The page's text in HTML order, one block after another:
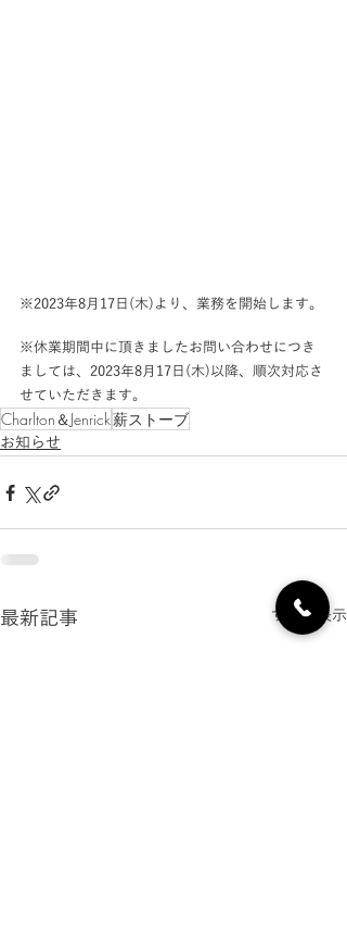
※2023年8月17日(木)より、業務を開始します。
※休業期間中に頂きましたお問い合わせにつき
ましては、2023年8月17日(木)以降、順次対応さ
せていただきます。
Charlton＆Jenrick薪ストーブ
お知らせ
最新記事 すべて表示